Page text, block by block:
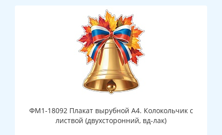
ФМ1-18092 Плакат вырубной А4. Колокольчик с
листвой (двухсторонний, вд-лак)